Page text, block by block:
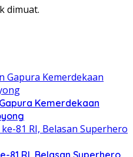
dimuat.
Kemerdekaan